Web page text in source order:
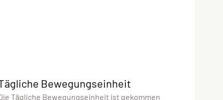
Bewegungseinheit
Tägliche Bewegungseinheit ist gekommen